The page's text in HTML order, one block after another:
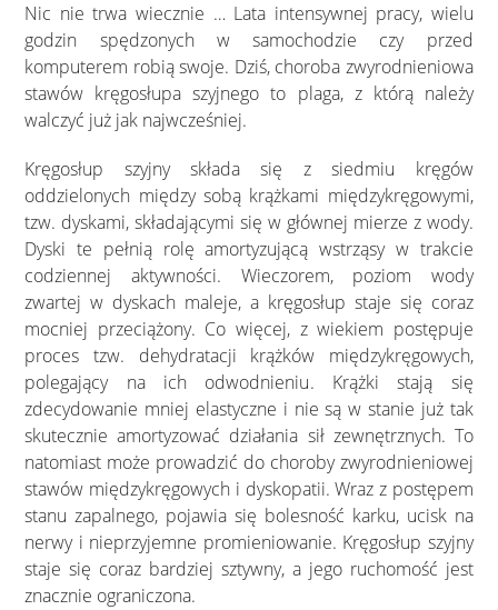
Nic nie trwa wiecznie … Lata intensywnej pracy, wielu
godzin spędzonych w samochodzie czy przed
komputerem robią swoje. Dziś, choroba zwyrodnieniowa
stawów kręgosłupa szyjnego to plaga, z którą należy
walczyć już jak najwcześniej.
Kręgosłup szyjny składa się z siedmiu kręgów
oddzielonych między sobą krążkami międzykręgowymi,
tzw. dyskami, składającymi się w głównej mierze z wody.
Dyski te pełnią rolę amortyzującą wstrząsy w trakcie
codziennej aktywności. Wieczorem, poziom wody
zwartej w dyskach maleje, a kręgosłup staje się coraz
mocniej przeciążony. Co więcej, z wiekiem postępuje
proces tzw. dehydratacji krążków międzykręgowych,
polegający na ich odwodnieniu. Krążki stają się
zdecydowanie mniej elastyczne i nie są w stanie już tak
skutecznie amortyzować działania sił zewnętrznych. To
natomiast może prowadzić do choroby zwyrodnieniowej
stawów międzykręgowych i dyskopatii. Wraz z postępem
stanu zapalnego, pojawia się bolesność karku, ucisk na
nerwy i nieprzyjemne promieniowanie. Kręgosłup szyjny
staje się coraz bardziej sztywny, a jego ruchomość jest
znacznie ograniczona.